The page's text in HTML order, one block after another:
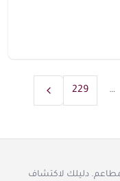
…
229
دليلك لاكتشاف